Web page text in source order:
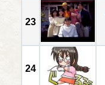
23
24